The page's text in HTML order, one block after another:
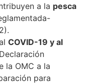
a la pesca
COVID-19 y al
la OMC a la
para